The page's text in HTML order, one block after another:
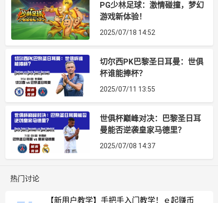
PG少林足球：激情碰撞，梦幻
游戏新体验！
2025/07/18 14:52
切尔西PK巴黎圣日耳曼：世俱
杯谁能捧杯？
2025/07/11 13:55
世俱杯巅峰对决：巴黎圣日耳
曼能否逆袭皇家马德里？
2025/07/08 14:37
热门讨论
【新用户教学】手把手入门教学！ｅ起赚币